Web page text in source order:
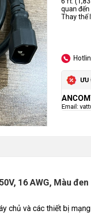
quan
Thay thế
ƯU
Email:
16 AWG, Màu đen
chủ và các thiết bị